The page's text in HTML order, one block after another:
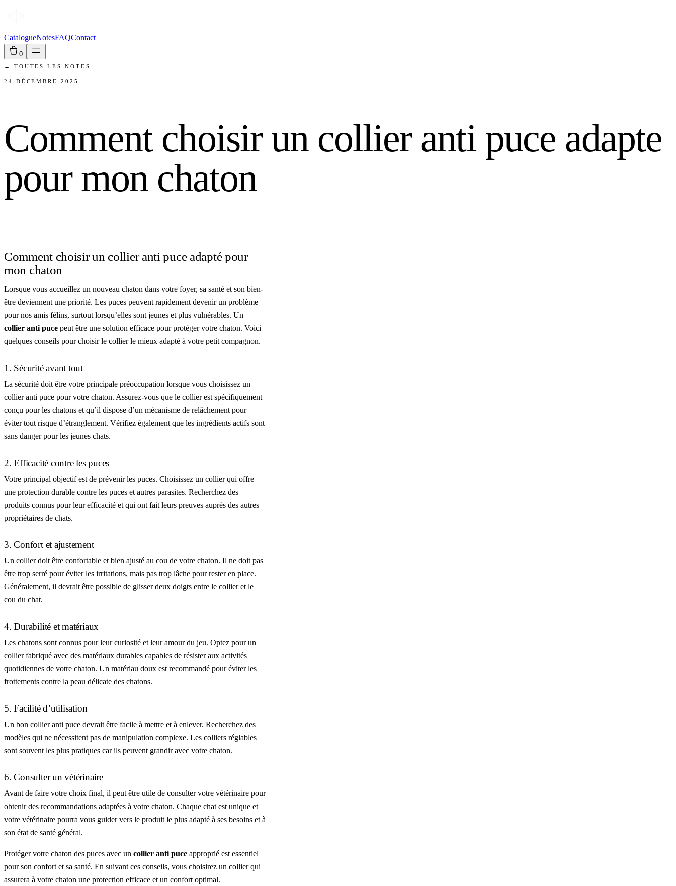
CatalogueNotesFAQContact
0
← TOUTES LES NOTES
24 DÉCEMBRE 2025
Comment choisir un collier anti puce adapte
pour mon chaton
Comment choisir un collier anti puce adapté pour
mon chaton
Lorsque vous accueillez un nouveau chaton dans votre foyer, sa santé et son bien-
être deviennent une priorité. Les puces peuvent rapidement devenir un problème
pour nos amis félins, surtout lorsqu’elles sont jeunes et plus vulnérables. Un
collier anti puce peut être une solution efficace pour protéger votre chaton. Voici
quelques conseils pour choisir le collier le mieux adapté à votre petit compagnon.
1. Sécurité avant tout
La sécurité doit être votre principale préoccupation lorsque vous choisissez un
collier anti puce pour votre chaton. Assurez-vous que le collier est spécifiquement
conçu pour les chatons et qu’il dispose d’un mécanisme de relâchement pour
éviter tout risque d’étranglement. Vérifiez également que les ingrédients actifs sont
sans danger pour les jeunes chats.
2. Efficacité contre les puces
Votre principal objectif est de prévenir les puces. Choisissez un collier qui offre
une protection durable contre les puces et autres parasites. Recherchez des
produits connus pour leur efficacité et qui ont fait leurs preuves auprès des autres
propriétaires de chats.
3. Confort et ajustement
Un collier doit être confortable et bien ajusté au cou de votre chaton. Il ne doit pas
être trop serré pour éviter les irritations, mais pas trop lâche pour rester en place.
Généralement, il devrait être possible de glisser deux doigts entre le collier et le
cou du chat.
4. Durabilité et matériaux
Les chatons sont connus pour leur curiosité et leur amour du jeu. Optez pour un
collier fabriqué avec des matériaux durables capables de résister aux activités
quotidiennes de votre chaton. Un matériau doux est recommandé pour éviter les
frottements contre la peau délicate des chatons.
5. Facilité d’utilisation
Un bon collier anti puce devrait être facile à mettre et à enlever. Recherchez des
modèles qui ne nécessitent pas de manipulation complexe. Les colliers réglables
sont souvent les plus pratiques car ils peuvent grandir avec votre chaton.
6. Consulter un vétérinaire
Avant de faire votre choix final, il peut être utile de consulter votre vétérinaire pour
obtenir des recommandations adaptées à votre chaton. Chaque chat est unique et
votre vétérinaire pourra vous guider vers le produit le plus adapté à ses besoins et à
son état de santé général.
Protéger votre chaton des puces avec un collier anti puce approprié est essentiel
pour son confort et sa santé. En suivant ces conseils, vous choisirez un collier qui
assurera à votre chaton une protection efficace et un confort optimal.